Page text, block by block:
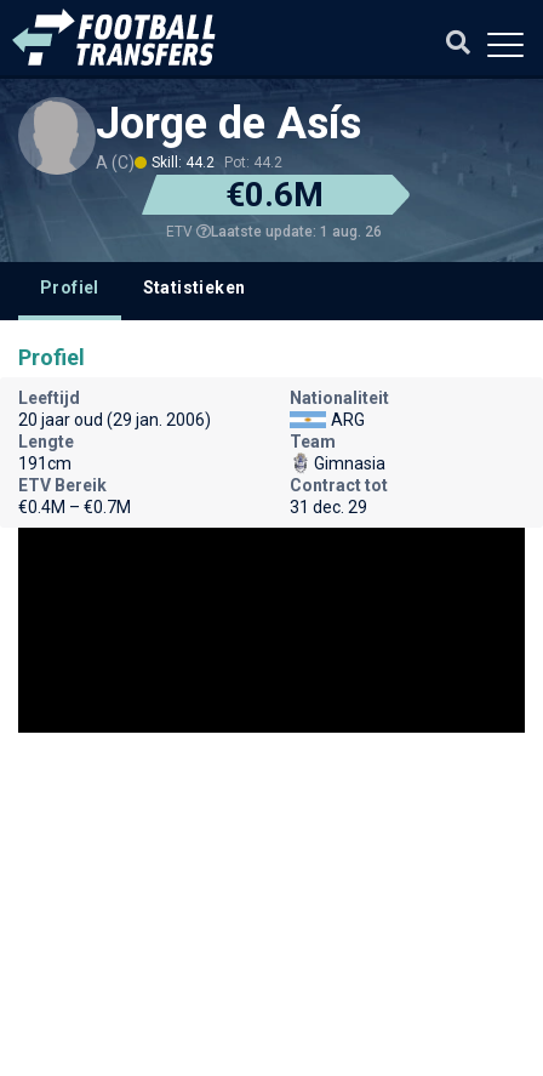
Jorge de Asís
A (C) Skill: 44.2 Pot: 44.2
€0.6M
ETV Laatste update: 1 aug. 26
Profiel Statistieken
Profiel
Leeftijd
20 jaar oud (29 jan. 2006)
Nationaliteit
ARG
Lengte
191cm
Team
Gimnasia
ETV Bereik
€0.4M – €0.7M
Contract tot
31 dec. 29